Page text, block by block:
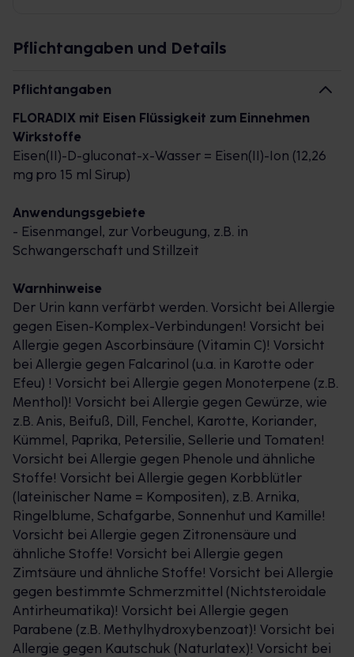
Pflichtangaben und Details
Pflichtangaben
FLORADIX mit Eisen Flüssigkeit zum Einnehmen
Wirkstoffe
Eisen(II)-D-gluconat-x-Wasser = Eisen(II)-Ion (12,26
mg pro 15 ml Sirup)
Anwendungsgebiete
- Eisenmangel, zur Vorbeugung, z.B. in
Schwangerschaft und Stillzeit
Warnhinweise
Der Urin kann verfärbt werden. Vorsicht bei Allergie
gegen Eisen-Komplex-Verbindungen! Vorsicht bei
Allergie gegen Ascorbinsäure (Vitamin C)! Vorsicht
bei Allergie gegen Falcarinol (u.a. in Karotte oder
Efeu) ! Vorsicht bei Allergie gegen Monoterpene (z.B.
Menthol)! Vorsicht bei Allergie gegen Gewürze, wie
z.B. Anis, Beifuß, Dill, Fenchel, Karotte, Koriander,
Kümmel, Paprika, Petersilie, Sellerie und Tomaten!
Vorsicht bei Allergie gegen Phenole und ähnliche
Stoffe! Vorsicht bei Allergie gegen Korbblütler
(lateinischer Name = Kompositen), z.B. Arnika,
Ringelblume, Schafgarbe, Sonnenhut und Kamille!
Vorsicht bei Allergie gegen Zitronensäure und
ähnliche Stoffe! Vorsicht bei Allergie gegen
Zimtsäure und ähnliche Stoffe! Vorsicht bei Allergie
gegen bestimmte Schmerzmittel (Nichtsteroidale
Antirheumatika)! Vorsicht bei Allergie gegen
Parabene (z.B. Methylhydroxybenzoat)! Vorsicht bei
Allergie gegen Kautschuk (Naturlatex)! Vorsicht bei